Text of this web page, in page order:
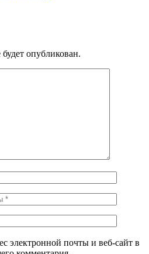
опубликован.
электронной почты и веб-сайт в